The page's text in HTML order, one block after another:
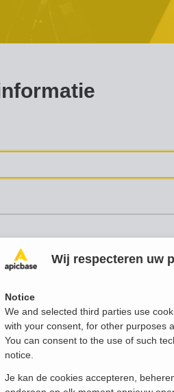
Wij respecteren uw
Notice
We and selected third parties use
with your consent, for other purposes
You can consent to the use of such
notice.
Je kan de cookies accepteren,